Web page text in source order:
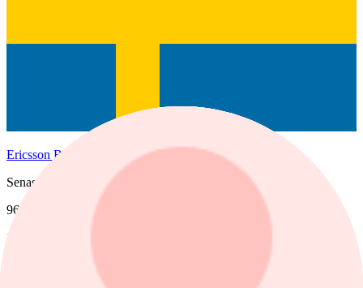
Ericsson B
Senast
96,70
1 dag %